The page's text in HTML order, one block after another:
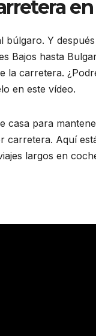
Y
Bajos hasta
la carretera.
en este vídeo.
casa para
carretera. Aquí
largos en